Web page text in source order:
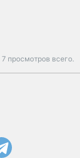
7 просмотров всего.